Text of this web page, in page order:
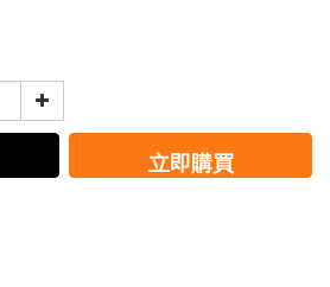
立即購買